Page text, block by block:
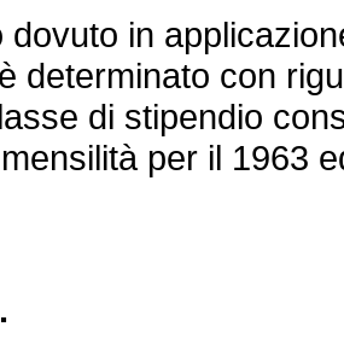
in
determinato con
di stipendio
per il 1963